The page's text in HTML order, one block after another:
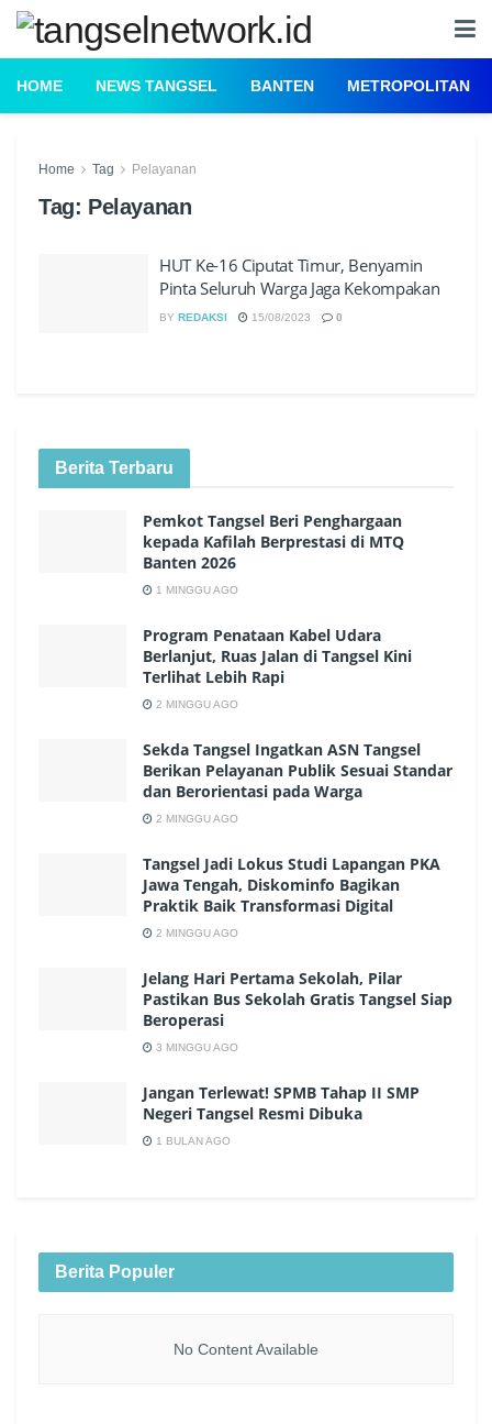
HOME NEWS TANGSEL BANTEN METROPOLITAN
Home Tag Pelayanan
Tag: Pelayanan
HUT Ke-16 Ciputat Timur, Benyamin
Pinta Seluruh Warga Jaga Kekompakan
BY REDAKSI 15/08/2023 0
Berita Terbaru
Pemkot Tangsel Beri Penghargaan
kepada Kafilah Berprestasi di MTQ
Banten 2026
1 MINGGU AGO
Program Penataan Kabel Udara
Berlanjut, Ruas Jalan di Tangsel Kini
Terlihat Lebih Rapi
2 MINGGU AGO
Sekda Tangsel Ingatkan ASN Tangsel
Berikan Pelayanan Publik Sesuai Standar
dan Berorientasi pada Warga
2 MINGGU AGO
Tangsel Jadi Lokus Studi Lapangan PKA
Jawa Tengah, Diskominfo Bagikan
Praktik Baik Transformasi Digital
2 MINGGU AGO
Jelang Hari Pertama Sekolah, Pilar
Pastikan Bus Sekolah Gratis Tangsel Siap
Beroperasi
3 MINGGU AGO
Jangan Terlewat! SPMB Tahap II SMP
Negeri Tangsel Resmi Dibuka
1 BULAN AGO
Berita Populer
No Content Available